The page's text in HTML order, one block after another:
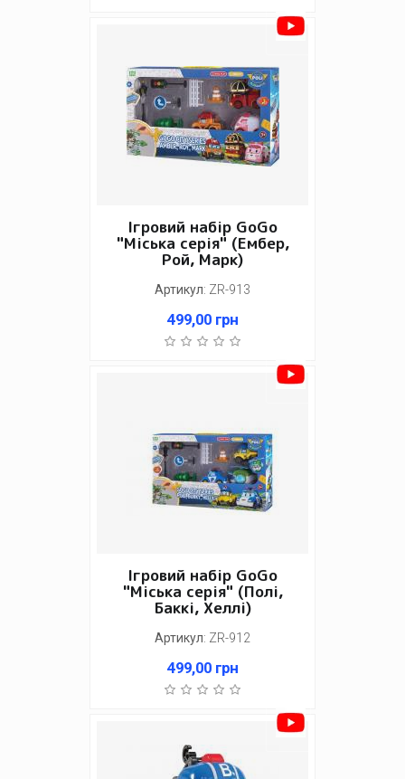
Ігровий набір GoGo
"Міська серія" (Ембер,
Рой, Марк)
Артикул: ZR-913
499,00 грн
Ігровий набір GoGo
"Міська серія" (Полі,
Баккі, Хеллі)
Артикул: ZR-912
499,00 грн